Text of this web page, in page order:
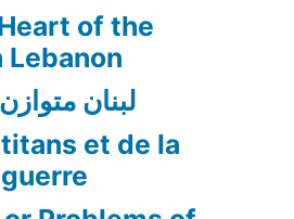
of the
Lebanon
لبنان
et de la